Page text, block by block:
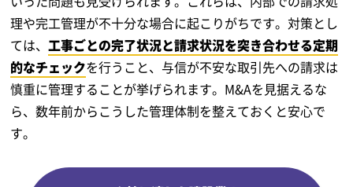
理や完工管理が不十分な場合に起こりがちです。対策とし
ては、工事ごとの完了状況と請求状況を突き合わせる定期
的なチェックを行うこと、与信が不安な取引先への請求は
慎重に管理することが挙げられます。M&Aを見据えるな
ら、数年前からこうした管理体制を整えておくと安心で
す。